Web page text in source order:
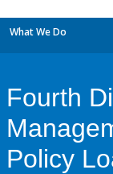
What We Do
Fourth
Policy